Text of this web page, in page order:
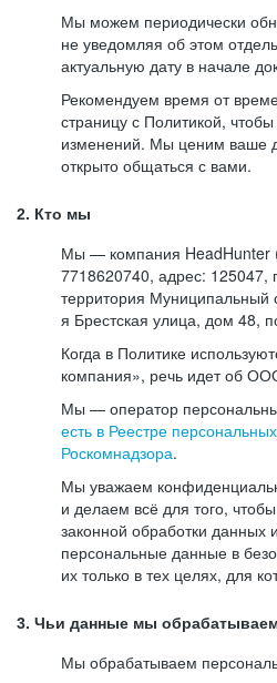
Мы можем периодически
не уведомляя об этом
актуальную дату в начале
Рекомендуем время от
страницу с Политикой,
изменений. Мы ценим ваше
открыто общаться с вами.
2. Кто мы
Мы — компания
7718620740, адрес: 125047,
территория Муниципальный
я Брестская улица, дом 48,
Когда в Политике
компания», речь идет об
Мы — оператор
есть в Реестре
Роскомнадзора.
Мы уважаем
и делаем всё для того,
законной обработки данных
персональные данные в
их только в тех целях, для
3. Чьи данные мы
Мы обрабатываем